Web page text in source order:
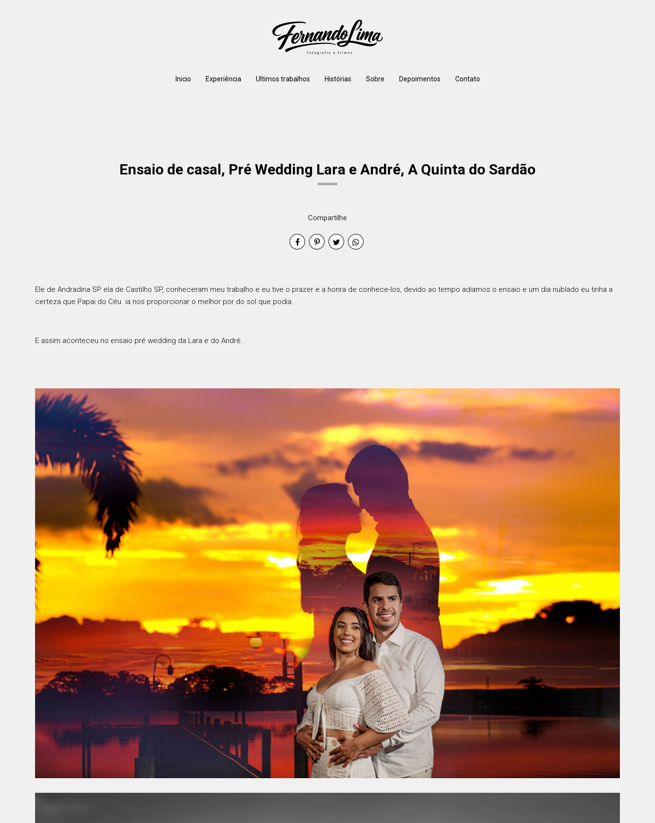
Inicio Experiência Ultimos trabalhos Histórias Sobre Depoimentos Contato
Ensaio de casal, Pré Wedding Lara e André, A Quinta do Sardão
Compartilhe
Ele de Andradina SP ela de Castilho SP, conheceram meu trabalho e eu tive o prazer e a honra de conhece-los, devido ao tempo adiamos o ensaio e um dia nublado eu tinha a
certeza que Papai do Céu ia nos proporcionar o melhor por do sol que podia.
E assim aconteceu no ensaio pré wedding da Lara e do André.